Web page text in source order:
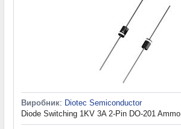
Виробник: Diotec Semiconductor
Diode Switching 1KV 3A 2-Pin DO-201 Ammo